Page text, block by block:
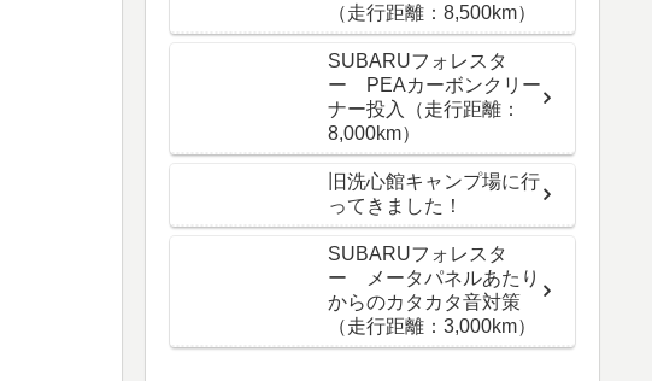
（走行距離：8,500km）
SUBARUフォレスタ
ー PEAカーボンクリー
ナー投入（走行距離：
8,000km）
旧洗心館キャンプ場に行
ってきました！
SUBARUフォレスタ
ー メータパネルあたり
からのカタカタ音対策
（走行距離：3,000km）